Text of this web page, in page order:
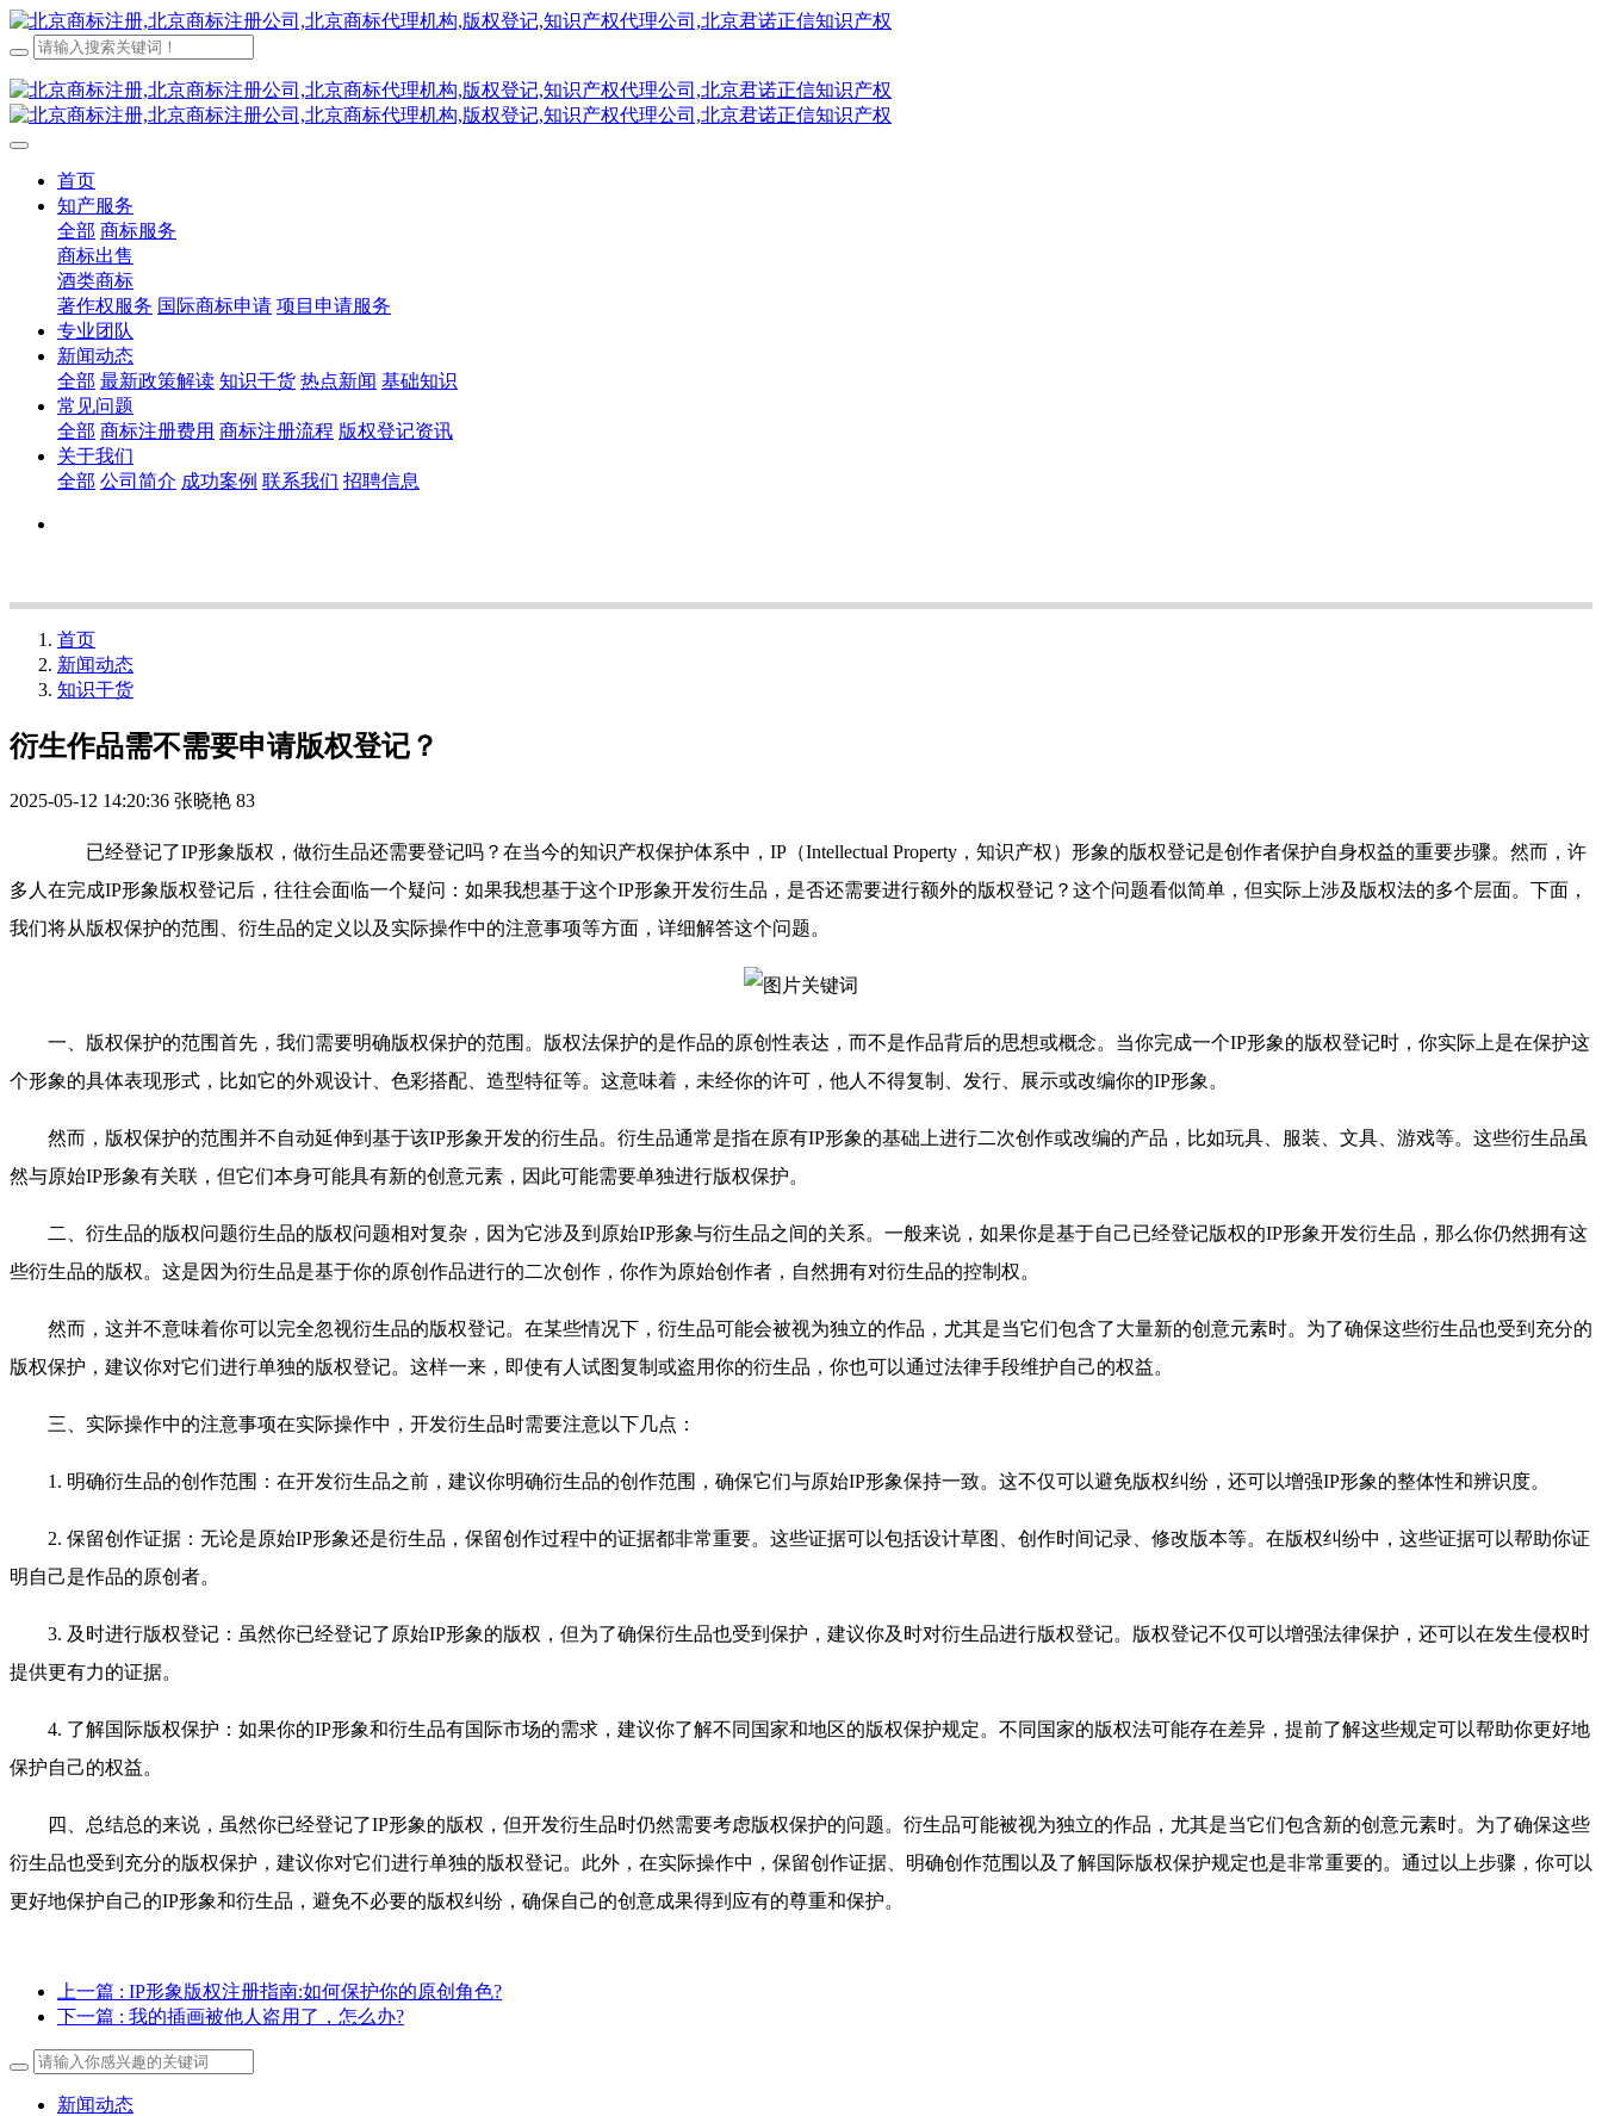
首页
知产服务
全部 商标服务
商标出售
酒类商标
著作权服务 国际商标申请 项目申请服务
专业团队
新闻动态
全部 最新政策解读 知识干货 热点新闻 基础知识
常见问题
全部 商标注册费用 商标注册流程 版权登记资讯
关于我们
全部 公司简介 成功案例 联系我们 招聘信息
首页
新闻动态
知识干货
衍生作品需不需要申请版权登记？
2025-05-12 14:20:36 张晓艳 83
已经登记了IP形象版权，做衍生品还需要登记吗？在当今的知识产权保护体系中，IP（Intellectual Property，知识产权）形象的版权登记是创作者保护自身权益的重要步骤。然而，许
多人在完成IP形象版权登记后，往往会面临一个疑问：如果我想基于这个IP形象开发衍生品，是否还需要进行额外的版权登记？这个问题看似简单，但实际上涉及版权法的多个层面。下面，
我们将从版权保护的范围、衍生品的定义以及实际操作中的注意事项等方面，详细解答这个问题。
一、版权保护的范围首先，我们需要明确版权保护的范围。版权法保护的是作品的原创性表达，而不是作品背后的思想或概念。当你完成一个IP形象的版权登记时，你实际上是在保护这
个形象的具体表现形式，比如它的外观设计、色彩搭配、造型特征等。这意味着，未经你的许可，他人不得复制、发行、展示或改编你的IP形象。
然而，版权保护的范围并不自动延伸到基于该IP形象开发的衍生品。衍生品通常是指在原有IP形象的基础上进行二次创作或改编的产品，比如玩具、服装、文具、游戏等。这些衍生品虽
然与原始IP形象有关联，但它们本身可能具有新的创意元素，因此可能需要单独进行版权保护。
二、衍生品的版权问题衍生品的版权问题相对复杂，因为它涉及到原始IP形象与衍生品之间的关系。一般来说，如果你是基于自己已经登记版权的IP形象开发衍生品，那么你仍然拥有这
些衍生品的版权。这是因为衍生品是基于你的原创作品进行的二次创作，你作为原始创作者，自然拥有对衍生品的控制权。
然而，这并不意味着你可以完全忽视衍生品的版权登记。在某些情况下，衍生品可能会被视为独立的作品，尤其是当它们包含了大量新的创意元素时。为了确保这些衍生品也受到充分的
版权保护，建议你对它们进行单独的版权登记。这样一来，即使有人试图复制或盗用你的衍生品，你也可以通过法律手段维护自己的权益。
三、实际操作中的注意事项在实际操作中，开发衍生品时需要注意以下几点：
1. 明确衍生品的创作范围：在开发衍生品之前，建议你明确衍生品的创作范围，确保它们与原始IP形象保持一致。这不仅可以避免版权纠纷，还可以增强IP形象的整体性和辨识度。
2. 保留创作证据：无论是原始IP形象还是衍生品，保留创作过程中的证据都非常重要。这些证据可以包括设计草图、创作时间记录、修改版本等。在版权纠纷中，这些证据可以帮助你证
明自己是作品的原创者。
3. 及时进行版权登记：虽然你已经登记了原始IP形象的版权，但为了确保衍生品也受到保护，建议你及时对衍生品进行版权登记。版权登记不仅可以增强法律保护，还可以在发生侵权时
提供更有力的证据。
4. 了解国际版权保护：如果你的IP形象和衍生品有国际市场的需求，建议你了解不同国家和地区的版权保护规定。不同国家的版权法可能存在差异，提前了解这些规定可以帮助你更好地
保护自己的权益。
四、总结总的来说，虽然你已经登记了IP形象的版权，但开发衍生品时仍然需要考虑版权保护的问题。衍生品可能被视为独立的作品，尤其是当它们包含新的创意元素时。为了确保这些
衍生品也受到充分的版权保护，建议你对它们进行单独的版权登记。此外，在实际操作中，保留创作证据、明确创作范围以及了解国际版权保护规定也是非常重要的。通过以上步骤，你可以
更好地保护自己的IP形象和衍生品，避免不必要的版权纠纷，确保自己的创意成果得到应有的尊重和保护。
上一篇 : IP形象版权注册指南:如何保护你的原创角色?
下一篇 : 我的插画被他人盗用了，怎么办?
新闻动态